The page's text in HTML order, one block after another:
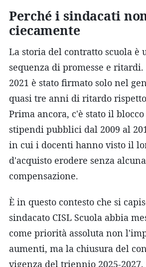
Perché i sindacati
ciecamente
La storia del contratto scuola è
sequenza di promesse e ritardi.
2021 è stato firmato solo nel
quasi tre anni di ritardo
Prima ancora, c'è stato il
stipendi pubblici dal 2009 al
in cui i docenti hanno visto il
d'acquisto erodere senza alcuna
compensazione.
È in questo contesto che si
sindacato CISL Scuola abbia
come priorità assoluta non
aumenti, ma la chiusura del
vigenza del triennio 2025-2027.